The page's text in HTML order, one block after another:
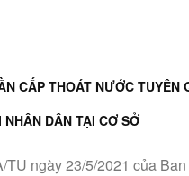
CẤP THOÁT NƯỚC TUYÊN
DÂN TẠI CƠ SỞ
ngày 23/5/2021 của